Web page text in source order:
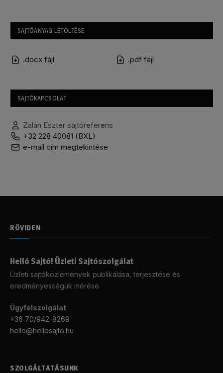
SAJTÓANYAG LETÖLTÉSE
.docx fájl .pdf fájl
SAJTÓKAPCSOLAT
Zalán Eszter sajtóreferens
+32 228 40081 (BXL)
e-mail cím megtekintése
RÖVIDEN
Helló Sajtó! Üzleti Sajtószolgálat
Üzleti sajtóközlemények publikálása, terjesztése és
eredményességük mérése.
Ügyfélszolgálat:
+36 70/942-8269
hello@hellosajto.hu
SZOLGÁLTATÁSUNK